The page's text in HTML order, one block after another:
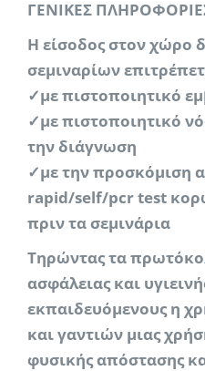
ΓΕΝΙΚΕΣ
Η είσοδος στον χώρο
σεμιναρίων
✓με πιστοποιητικό
✓με πιστοποιητικό
την διάγνωση
✓με την προσκόμιση
rapid/self/pcr test
πριν τα σεμινάρια
Τηρώντας τα
ασφάλειας και
εκπαιδευόμενους η
και γαντιών μιας
φυσικής απόστασης